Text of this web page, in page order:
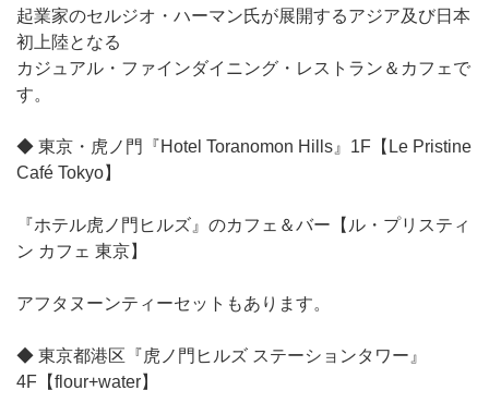
起業家のセルジオ・ハーマン氏が展開するアジア及び日本
初上陸となる
カジュアル・ファインダイニング・レストラン＆カフェで
す。
◆ 東京・虎ノ門『Hotel Toranomon Hills』1F【Le Pristine
Café Tokyo】
『ホテル虎ノ門ヒルズ』のカフェ＆バー【ル・プリスティ
ン カフェ 東京】
アフタヌーンティーセットもあります。
◆ 東京都港区『虎ノ門ヒルズ ステーションタワー』
4F【flour+water】